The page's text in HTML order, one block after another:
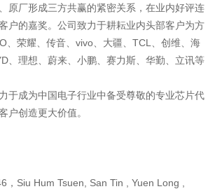
原厂形成三方共赢的紧密关系，在业内好评连
户的嘉奖。公司致力于耕耘业内头部客户为方
、荣耀、传音、vivo、大疆、TCL、创维、海
、理想、蔚来、小鹏、赛力斯、华勤、立讯等
于成为中国电子行业中备受尊敬的专业芯片代
户创造更大价值。
，Siu Hum Tsuen, San Tin , Yuen Long ,